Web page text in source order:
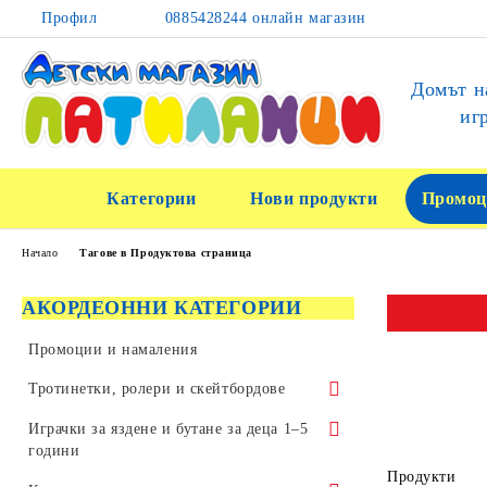
Профил 0885428244 онлайн магазин
Домът
Категории Нови продукти
АКОРДЕОННИ КАТЕГОРИИ
Промоции и намаления
Тротинетки, ролери и скейтбордове
Тротинетки за трикове и скачане
Играчки за яздене и бутане за деца 1–5
години
Начало Тагове в Продуктова страница
Продукти